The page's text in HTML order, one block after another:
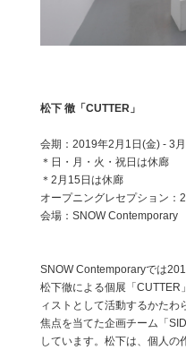
松下 徹「CUTTER」
会期：2019年2月1日(金) - 3
＊日・月・火・祝日は休廊
＊2月15日は休廊
オープニングレセプション：
会場：SNOW Contemporary
SNOW Contemporaryでは
松下徹による個展「CUTTER
ィストとして活動するかたわ
焦点を当てた企画チーム「
しています。松下は、個人の